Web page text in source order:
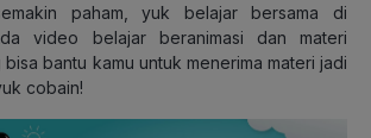
paham, yuk belajar bersama di
video belajar beranimasi dan materi
bantu kamu untuk menerima materi jadi
cobain!